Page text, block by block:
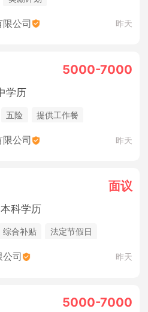
公司 昨天
5000-7000
学历
五险
提供工作餐
公司 昨天
面议
本科学历
综合补贴
法定节假日
司 昨天
5000-7000